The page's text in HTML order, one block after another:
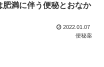
満に伴う便秘とおなか
2022.01.07
便秘薬